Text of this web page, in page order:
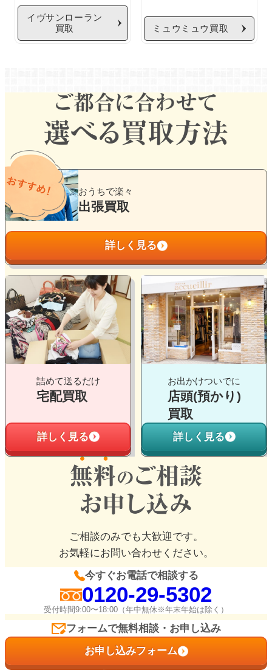
イヴサンローラン
買取
ミュウミュウ買取
おうちで楽々
出張買取
詳しく見る
グ
ー
プ
リ
ク
詰めて送るだけ
宅配買取
詳しく見る
グ
ル
ー
プ
リ
ン
ク
お出かけついでに
店頭(預かり)
買取
詳しく見る
グ
ル
ー
プ
リ
ン
ク
ご相談のみでも大歓迎です。
お気軽にお問い合わせください。
今すぐお電話で相談する
0120-29-5302
受付時間9:00〜18:00（年中無休※年末年始は除く）
フォームで無料相談・お申し込み
お申し込みフォーム